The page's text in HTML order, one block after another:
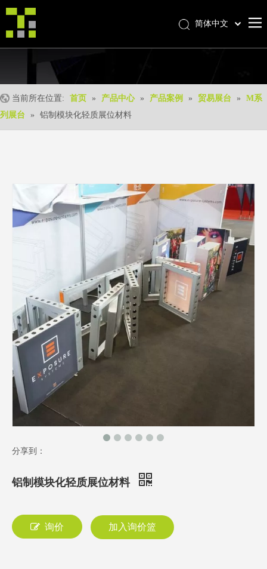
产品中心
新闻中心
联系我们
简体中文
日本語
Nederlands
Español
English
当前所在位置: 首页 » 产品中心 » 产品案例 » 贸易展台 »
M系
列展台
» 铝制模块化轻质展位材料
分享到：
铝制模块化轻质展位材料
询价 加入询价篮